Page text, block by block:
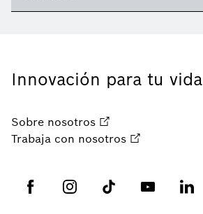
Innovación para tu vida
Sobre nosotros
Trabaja con nosotros